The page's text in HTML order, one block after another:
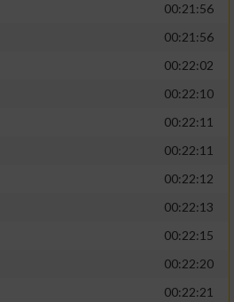
00:21:56
00:21:56
00:22:02
00:22:10
00:22:11
00:22:11
00:22:12
00:22:13
00:22:15
00:22:20
00:22:21